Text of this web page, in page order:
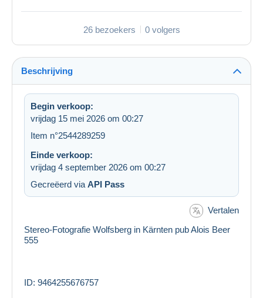
26 bezoekers 0 volgers
Beschrijving
Begin verkoop:
vrijdag 15 mei 2026 om 00:27
Item n°2544289259
Einde verkoop:
vrijdag 4 september 2026 om 00:27
Gecreëerd via API Pass
Vertalen
Stereo-Fotografie Wolfsberg in Kärnten pub Alois Beer
555
ID: 9464255676757